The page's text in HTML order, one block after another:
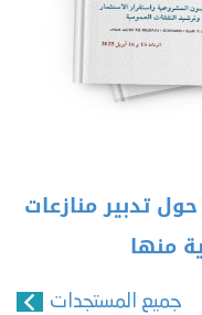
تدبير منازعات
منها
جميع المستجدات